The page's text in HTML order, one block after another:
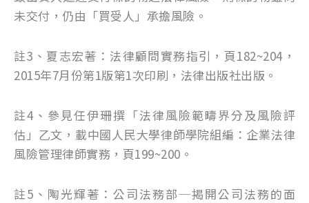
未交付，仍由「買受人」承擔風險。
註3、夏志宏著：法律顧問實務指引，頁182~204，
2015年7月份第1版第1次印刷，法律出版社出版。
註4、參見任伊珊撰「法律風險範疇界分及風險評
估」乙文，載中國人民大學律師學院組編：企業法律
風險管理律師實務，頁199~200。
註5、陶光輝著：公司法務部─揭開公司法務的面